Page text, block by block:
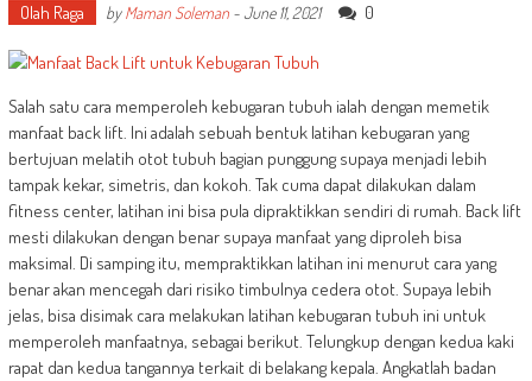
Olah Raga byMaman Soleman-June 11, 2021 0
Salah satu cara memperoleh kebugaran tubuh ialah dengan memetik
manfaat back lift. Ini adalah sebuah bentuk latihan kebugaran yang
bertujuan melatih otot tubuh bagian punggung supaya menjadi lebih
tampak kekar, simetris, dan kokoh. Tak cuma dapat dilakukan dalam
fitness center, latihan ini bisa pula dipraktikkan sendiri di rumah. Back lift
mesti dilakukan dengan benar supaya manfaat yang diproleh bisa
maksimal. Di samping itu, mempraktikkan latihan ini menurut cara yang
benar akan mencegah dari risiko timbulnya cedera otot. Supaya lebih
jelas, bisa disimak cara melakukan latihan kebugaran tubuh ini untuk
memperoleh manfaatnya, sebagai berikut. Telungkup dengan kedua kaki
rapat dan kedua tangannya terkait di belakang kepala. Angkatlah badan